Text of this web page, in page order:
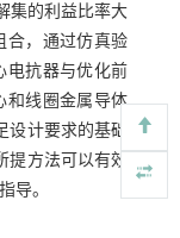
集的利益比率大
合，通过仿真验
电抗器与优化前
和线圈金属导体
设计要求的基础
提方法可以有效
导。